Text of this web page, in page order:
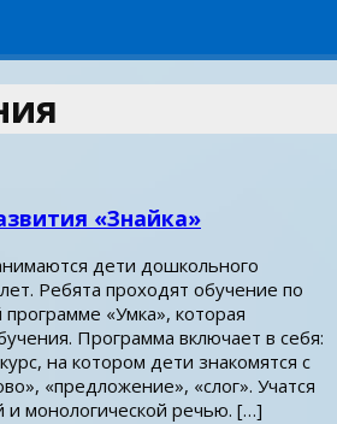
«Знайка»
дети дошкольного
Ребята проходят обучение по
«Умка», которая
Программа включает в себя:
на котором дети знакомятся с
«предложение», «слог». Учатся
и монологической речью. […]